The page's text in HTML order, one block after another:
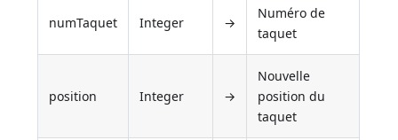
numTaquet Integer →
Numéro de
taquet
position Integer →
Nouvelle
position du
taquet